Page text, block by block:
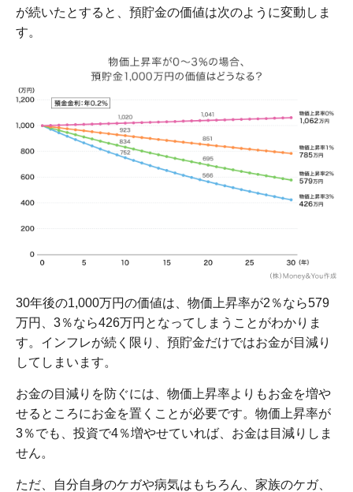
が続いたとすると、預貯金の価値は次のように変動しま
す。
30年後の1,000万円の価値は、物価上昇率が2％なら579
万円、3％なら426万円となってしまうことがわかりま
す。インフレが続く限り、預貯金だけではお金が目減り
してしまいます。
お金の目減りを防ぐには、物価上昇率よりもお金を増や
せるところにお金を置くことが必要です。物価上昇率が
3％でも、投資で4％増やせていれば、お金は目減りしま
せん。
ただ、自分自身のケガや病気はもちろん、家族のケガ、